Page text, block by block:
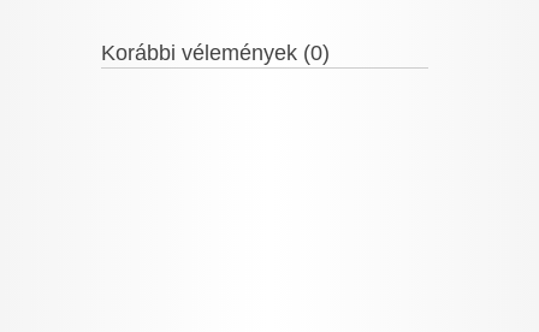
Korábbi vélemények (0)